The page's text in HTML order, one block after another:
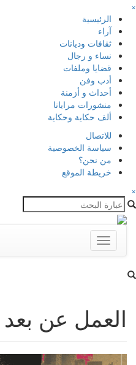
×
الرئيسية
آراء
ثقافات وديانات
نساء و رجال
قضايا وملفات
أدب وفن
أحداث و أزمنة
منشورات مرايانا
ألف حكاية وحكاية
للاتصال
سياسة الخصوصية
من نحن؟
خريطة الموقع
×
Toggle
navigation
العمل عن بعد